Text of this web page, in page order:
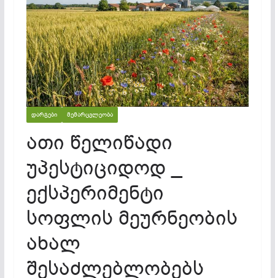
ᲓᲐᲠᲒᲔᲑᲘ ᲛᲔᲛᲐᲠᲪᲕᲚᲔᲝᲑᲐ
ათი წელიწადი
უპესტიციდოდ _
ექსპერიმენტი
სოფლის მეურნეობის
ახალ
შესაძლებლობებს